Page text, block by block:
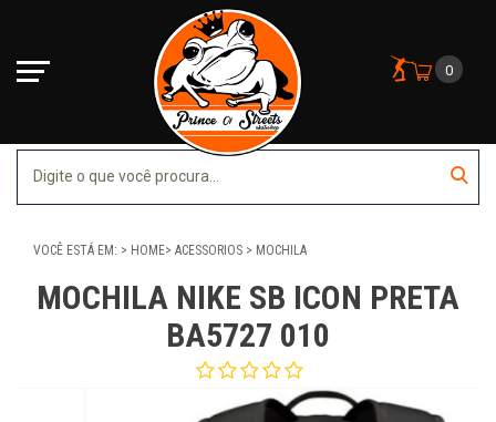
0
VOCÊ ESTÁ EM: HOME ACESSORIOS MOCHILA
MOCHILA NIKE SB ICON PRETA
BA5727 010